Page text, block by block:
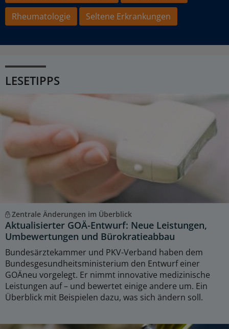
Rheumatologie
Seltene Erkrankungen
LESETIPPS
Zentrale Änderungen im Überblick
Aktualisierter GOÄ-Entwurf: Neue Leistungen,
Umbewertungen und Bürokratieabbau
Bundesärztekammer und PKV-Verband haben dem
Bundesgesundheitsministerium den Entwurf einer
GOÄneu vorgelegt. Er nimmt innovative medizinische
Leistungen auf – und bewertet einige andere um. Ein
Überblick mit Beispielen dazu, was sich ändern soll.